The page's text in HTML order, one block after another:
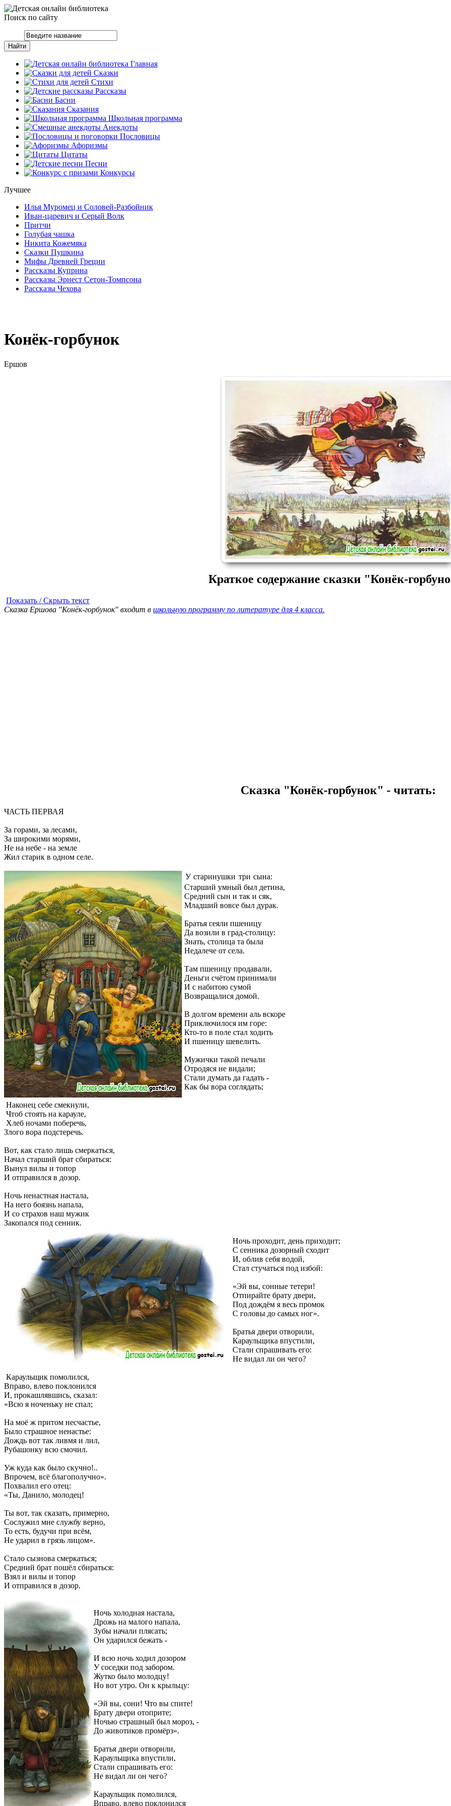
Поиск по сайту
Главная
Сказки
Стихи
Рассказы
Басни
Сказания
Школьная программа
Анекдоты
Пословицы
Афоризмы
Цитаты
Песни
Конкурсы
Лучшее
Илья Муромец и Соловей-Разбойник
Иван-царевич и Серый Волк
Притчи
Голубая чашка
Никита Кожемяка
Сказки Пушкина
Мифы Древней Греции
Рассказы Куприна
Рассказы Эрнест Сетон-Томпсона
Рассказы Чехова
Конёк-горбунок
Ершов
Краткое содержание сказки "Конёк-
Показать / Скрыть текст
Сказка Ершова "Конёк-горбунок" входит в школьную программу по литературе для 4 класса.
Сказка "Конёк-горбунок" - читать:
ЧАСТЬ ПЕРВАЯ
За горами, за лесами,
За широкими морями,
Не на небе - на земле
Жил старик в одном селе.
У старинушки три сына:
Старший умный был детина,
Средний сын и так и сяк,
Младший вовсе был дурак.
Братья сеяли пшеницу
Да возили в град-столицу:
Знать, столица та была
Недалече от села.
Там пшеницу продавали,
Деньги счётом принимали
И с набитою сумой
Возвращалися домой.
В долгом времени аль вскоре
Приключилося им горе:
Кто-то в поле стал ходить
И пшеницу шевелить.
Мужички такой печали
Отродяся не видали;
Стали думать да гадать -
Как бы вора соглядать;
Наконец себе смекнули,
Чтоб стоять на карауле,
Хлеб ночами поберечь,
Злого вора подстеречь.
Вот, как стало лишь смеркаться,
Начал старший брат сбираться:
Вынул вилы и топор
И отправился в дозор.
Ночь ненастная настала,
На него боязнь напала,
И со страхов наш мужик
Закопался под сенник.
Ночь проходит, день приходит;
С сенника дозорный сходит
И, облив себя водой,
Стал стучаться под избой:
«Эй вы, сонные тетери!
Отпирайте брату двери,
Под дождём я весь промок
С головы до самых ног».
Братья двери отворили,
Караульщика впустили,
Стали спрашивать его:
Не видал ли он чего?
Караульщик помолился,
Вправо, влево поклонился
И, прокашлявшись, сказал:
«Всю я ноченьку не спал;
На моё ж притом несчастье,
Было страшное ненастье:
Дождь вот так ливмя и лил,
Рубашонку всю смочил.
Уж куда как было скучно!..
Впрочем, всё благополучно».
Похвалил его отец:
«Ты, Данило, молодец!
Ты вот, так сказать, примерно,
Сослужил мне службу верно,
То есть, будучи при всём,
Не ударил в грязь лицом».
Стало сызнова смеркаться;
Средний брат пошёл сбираться:
Взял и вилы и топор
И отправился в дозор.
Ночь холодная настала,
Дрожь на малого напала,
Зубы начали плясать;
Он ударился бежать -
И всю ночь ходил дозором
У соседки под забором.
Жутко было молодцу!
Но вот утро. Он к крыльцу:
«Эй вы, сони! Что вы спите!
Брату двери отоприте;
Ночью страшный был мороз, -
До животиков промёрз».
Братья двери отворили,
Караульщика впустили,
Стали спрашивать его:
Не видал ли он чего?
Караульщик помолился,
Вправо, влево поклонился